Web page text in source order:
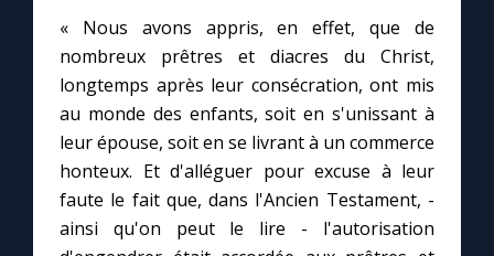
« Nous avons appris, en effet, que de
nombreux prêtres et diacres du Christ,
longtemps après leur consécration, ont mis
au monde des enfants, soit en s'unissant à
leur épouse, soit en se livrant à un commerce
honteux. Et d'alléguer pour excuse à leur
faute le fait que, dans l'Ancien Testament, -
ainsi qu'on peut le lire - l'autorisation